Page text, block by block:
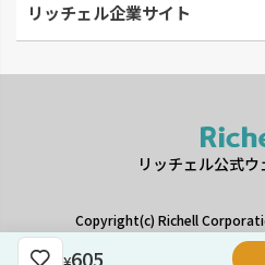
¥605
リッチェル企業サイト
リッチェル公式
Copyright(c) Richell